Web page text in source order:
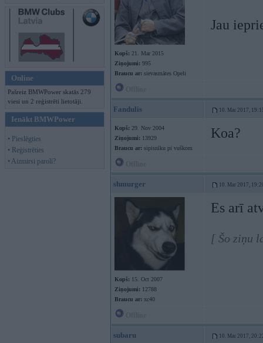
Online
Pašreiz BMWPower skatās 279
viesi un 2 reģistrēti lietotāji.
Ienākt BMWPower
• Pieslēgties
• Reģistrēties
• Aizmirsi paroli?
Kopš: 21. Mar 2015
Ziņojumi: 995
Braucu ar: sievasmātes Opeli
Jau
Fandulis 10. Mar 2017,
Kopš: 29. Nov 2004
Ziņojumi: 13929
Braucu ar: sipisnīku pi vuškom
Koa?
shmurger 10. Mar 2017,
Kopš: 15. Oct 2007
Ziņojumi: 12788
Braucu ar: xc40
Es arī
[ Šo ziņu
subaru 10. Mar 2017,